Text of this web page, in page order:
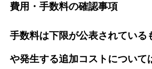
費用・手数料の確認事項
手数料は下限が公表されている
や発生する追加コストについて